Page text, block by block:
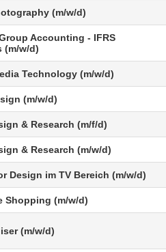
(m/w/d)
Accounting - IFRS
(m/w/d)
Technology (m/w/d)
(m/w/d)
& Research (m/f/d)
& Research (m/w/d)
Design im TV Bereich (m/w/d)
Shopping (m/w/d)
(m/w/d)